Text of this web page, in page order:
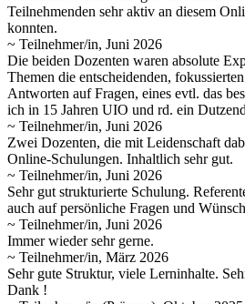
Teilnehmenden sehr aktiv an diesem
konnten.
~ Teilnehmer/in, Juni 2026
Die beiden Dozenten waren absolute
Themen die entscheidenden,
Antworten auf Fragen, eines evtl. das
ich in 15 Jahren UIO und rd. ein
~ Teilnehmer/in, Juni 2026
Zwei Dozenten, die mit Leidenschaft
Online-Schulungen. Inhaltlich sehr gut.
~ Teilnehmer/in, Juni 2026
Sehr gut strukturierte Schulung.
auch auf persönliche Fragen und
~ Teilnehmer/in, Juni 2026
Immer wieder sehr gerne.
~ Teilnehmer/in, März 2026
Sehr gute Struktur, viele Lerninhalte.
Dank !